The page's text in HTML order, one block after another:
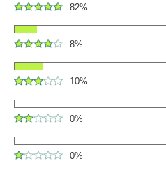
82%
8%
10%
0%
0%